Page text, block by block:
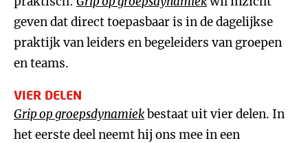
geven dat direct toepasbaar is in de dagelijkse
praktijk van leiders en begeleiders van groepen
en teams.
VIER DELEN
Grip op groepsdynamiekbestaat uit vier delen. In
het eerste deel neemt hij ons mee in een